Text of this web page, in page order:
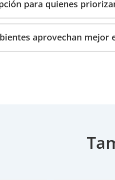
para quienes
aprovechan mejor